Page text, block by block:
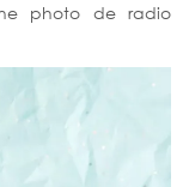
photo de radio